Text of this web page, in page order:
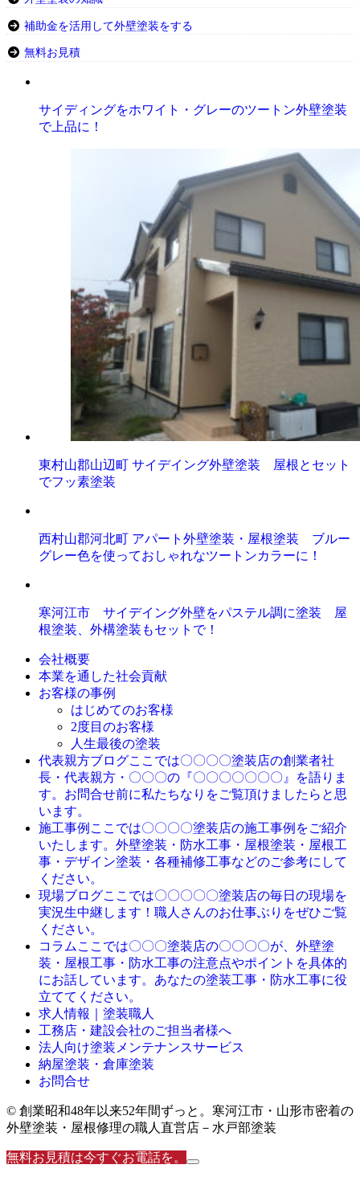
補助金を活用して外壁塗装をする
無料お見積
サイディングをホワイト・グレーのツートン外壁塗装
で上品に！
東村山郡山辺町 サイデイング外壁塗装 屋根とセット
でフッ素塗装
西村山郡河北町 アパート外壁塗装・屋根塗装 ブルー
グレー色を使っておしゃれなツートンカラーに！
寒河江市 サイデイング外壁をパステル調に塗装 屋
根塗装、外構塗装もセットで！
会社概要
本業を通した社会貢献
お客様の事例
はじめてのお客様
2度目のお客様
人生最後の塗装
代表親方ブログここでは〇〇〇〇塗装店の創業者社
長・代表親方・〇〇〇の『〇〇〇〇〇〇〇』を語りま
す。お問合せ前に私たちなりをご覧頂けましたらと思
います。
施工事例 ここでは〇〇〇〇塗装店の施工事例をご紹介
いたします。外壁塗装・防水工事・屋根塗装・屋根工
事・デザイン塗装・各種補修工事などのご参考にして
ください。
現場ブログここでは〇〇〇〇〇塗装店の毎日の現場を
実況生中継します！職人さんのお仕事ぶりをぜひご覧
ください。
コラム ここでは〇〇〇塗装店の〇〇〇〇が、外壁塗
装・屋根工事・防水工事の注意点やポイントを具体的
にお話しています。あなたの塗装工事・防水工事に役
立ててください。
求人情報｜塗装職人
工務店・建設会社のご担当者様へ
法人向け塗装メンテナンスサービス
納屋塗装・倉庫塗装
お問合せ
© 創業昭和48年以来52年間ずっと。寒河江市・山形市密着の
外壁塗装・屋根修理の職人直営店－水戸部塗装
無料お見積は今すぐお電話を。